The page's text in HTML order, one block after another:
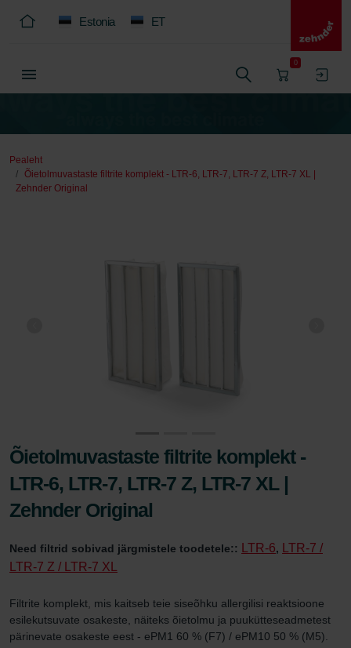
Estonia ET
0
Pealeht
Õietolmuvastaste filtrite komplekt - LTR-6, LTR-7, LTR-7 Z, LTR-7 XL |
Zehnder Original
Õietolmuvastaste filtrite komplekt -
LTR-6, LTR-7, LTR-7 Z, LTR-7 XL |
Zehnder Original
Need filtrid sobivad järgmistele toodetele:: LTR-6,
LTR-7 /
LTR-7 Z / LTR-7 XL
Filtrite komplekt, mis kaitseb teie siseõhku allergilisi reaktsioone
esilekutsuvate osakeste, näiteks õietolmu ja puukütteseadmetest
pärinevate osakeste eest - ePM1 60 % (F7) / ePM10 50 % (M5).